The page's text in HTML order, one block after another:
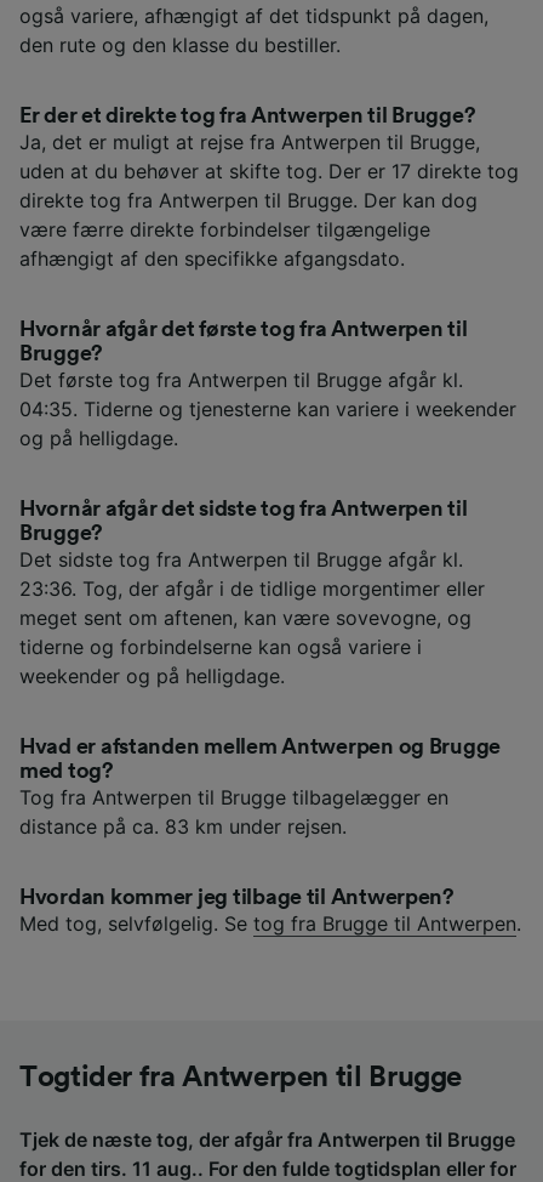
også variere, afhængigt af det tidspunkt på dagen,
den rute og den klasse du bestiller.
Er der et direkte tog fra Antwerpen til Brugge?
Ja, det er muligt at rejse fra Antwerpen til Brugge,
uden at du behøver at skifte tog. Der er 17 direkte tog
direkte tog fra Antwerpen til Brugge. Der kan dog
være færre direkte forbindelser tilgængelige
afhængigt af den specifikke afgangsdato.
Hvornår afgår det første tog fra Antwerpen til
Brugge?
Det første tog fra Antwerpen til Brugge afgår kl.
04:35. Tiderne og tjenesterne kan variere i weekender
og på helligdage.
Hvornår afgår det sidste tog fra Antwerpen til
Brugge?
Det sidste tog fra Antwerpen til Brugge afgår kl.
23:36. Tog, der afgår i de tidlige morgentimer eller
meget sent om aftenen, kan være sovevogne, og
tiderne og forbindelserne kan også variere i
weekender og på helligdage.
Hvad er afstanden mellem Antwerpen og Brugge
med tog?
Tog fra Antwerpen til Brugge tilbagelægger en
distance på ca. 83 km under rejsen.
Hvordan kommer jeg tilbage til Antwerpen?
Med tog, selvfølgelig. Se tog fra Brugge til Antwerpen.
Togtider fra Antwerpen til Brugge
Tjek de næste tog, der afgår fra Antwerpen til Brugge
for den tirs. 11 aug.. For den fulde togtidsplan eller for